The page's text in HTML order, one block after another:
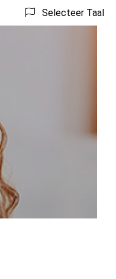
Selecteer Taal